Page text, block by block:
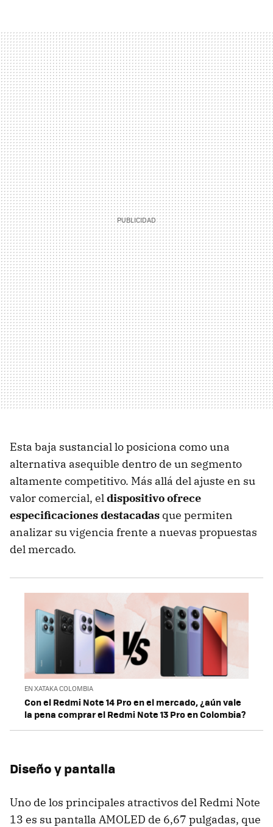
Esta baja sustancial lo posiciona como una
alternativa asequible dentro de un segmento
altamente competitivo. Más allá del ajuste en su
valor comercial, eldispositivo ofrece
especificaciones destacadas que permiten
analizar su vigencia frente a nuevas propuestas
del mercado.
EN XATAKA COLOMBIA
Con el Redmi Note 14 Pro en el mercado, ¿aún vale
la pena comprar el Redmi Note 13 Pro en Colombia?
Diseño y pantalla
Uno de los principales atractivos del Redmi Note
13 es su pantalla AMOLED de 6,67 pulgadas, que